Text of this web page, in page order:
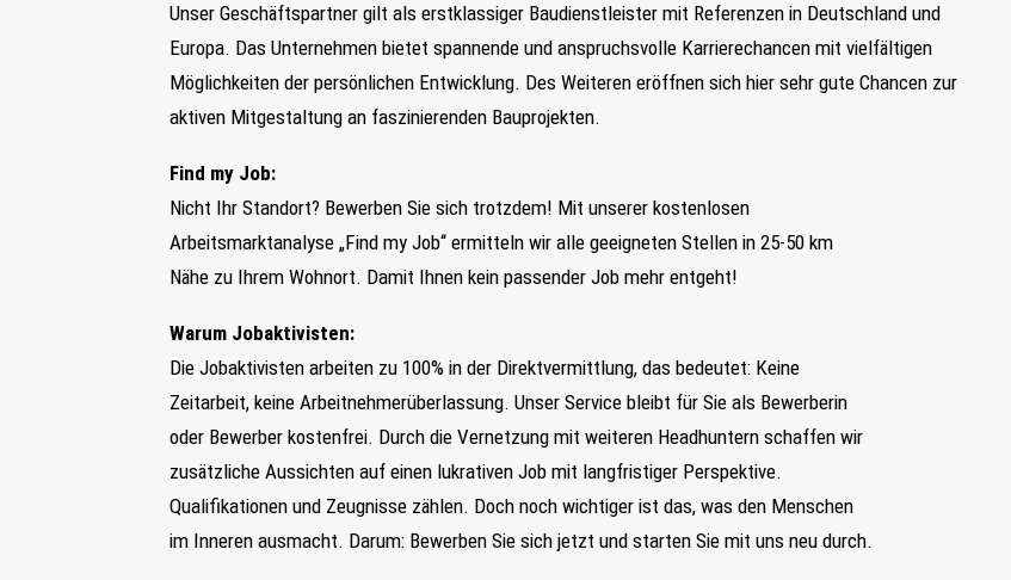
Unser Geschäftspartner gilt als erstklassiger Baudienstleister mit Referenzen in Deutschland und
Europa. Das Unternehmen bietet spannende und anspruchsvolle Karrierechancen mit vielfältigen
Möglichkeiten der persönlichen Entwicklung. Des Weiteren eröffnen sich hier sehr gute Chancen zur
aktiven Mitgestaltung an faszinierenden Bauprojekten.
Find my Job:
Nicht Ihr Standort? Bewerben Sie sich trotzdem! Mit unserer kostenlosen
Arbeitsmarktanalyse „Find my Job“ ermitteln wir alle geeigneten Stellen in 25-50 km
Nähe zu Ihrem Wohnort. Damit Ihnen kein passender Job mehr entgeht!
Warum Jobaktivisten:
Die Jobaktivisten arbeiten zu 100% in der Direktvermittlung, das bedeutet: Keine
Zeitarbeit, keine Arbeitnehmerüberlassung. Unser Service bleibt für Sie als Bewerberin
oder Bewerber kostenfrei. Durch die Vernetzung mit weiteren Headhuntern schaffen wir
zusätzliche Aussichten auf einen lukrativen Job mit langfristiger Perspektive.
Qualifikationen und Zeugnisse zählen. Doch noch wichtiger ist das, was den Menschen
im Inneren ausmacht. Darum: Bewerben Sie sich jetzt und starten Sie mit uns neu durch.